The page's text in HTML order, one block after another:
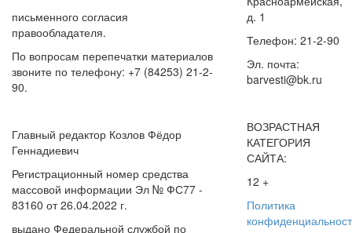
письменного согласия
правообладателя.
По вопросам перепечатки материалов
звоните по телефону: +7 (84253) 21-2-
90.
Главный редактор Козлов Фёдор
Геннадиевич
Регистрационный номер средства
массовой информации Эл № ФС77 -
83160 от 26.04.2022 г.
выдано Федеральной службой по
д. 1
Телефон: 21-2-90
Эл. почта:
barvesti@bk.ru
ВОЗРАСТНАЯ
КАТЕГОРИЯ
САЙТА:
12 +
Политика